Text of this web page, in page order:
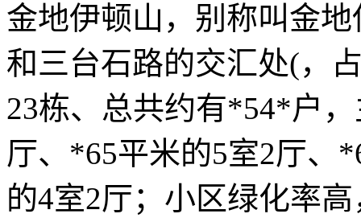
金地伊顿山，别称叫金
和三台石路的交汇处(，
23栋、总共约有*54*户
厅、*65平米的5室2厅、
的4室2厅；小区绿化率